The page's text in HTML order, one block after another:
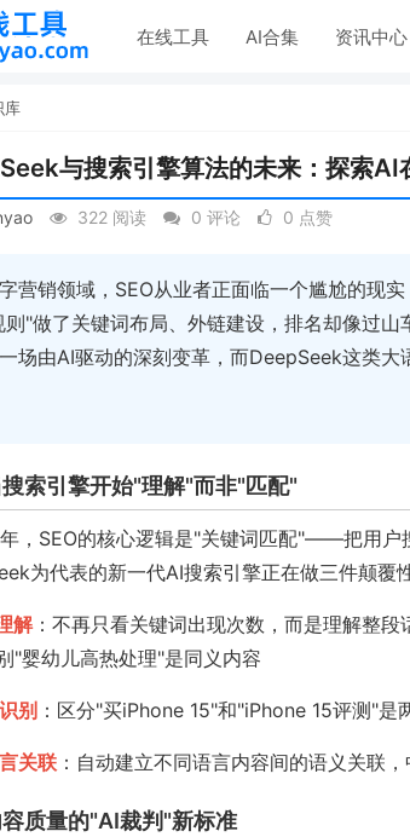
在线工具 AI合集 资讯中心
库
与搜索引擎算法的未来：探索AI
322 阅读 0 评论 0 点赞
营销领域，SEO从业者正面临一个尴尬的现
则"做了关键词布局、外链建设，排名却像过
场由AI驱动的深刻变革，而DeepSeek这类
索引擎开始"理解"而非"匹配"
，SEO的核心逻辑是"关键词匹配"——把用户
为代表的新一代AI搜索引擎正在做三件颠覆
解：不再只看关键词出现次数，而是理解整
"婴幼儿高热处理"是同义内容
别 ：区分"买iPhone 15"和"iPhone 15评测"
关联 ：自动建立不同语言内容间的语义关联
质量的"AI裁判"新标准